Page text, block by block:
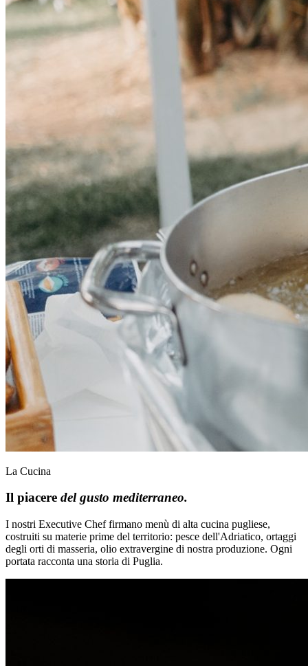
La Cucina
Il piacere del gusto mediterraneo.
I nostri Executive Chef firmano menù di alta cucina pugliese,
costruiti su materie prime del territorio: pesce dell'Adriatico, ortaggi
degli orti di masseria, olio extravergine di nostra produzione. Ogni
portata racconta una storia di Puglia.